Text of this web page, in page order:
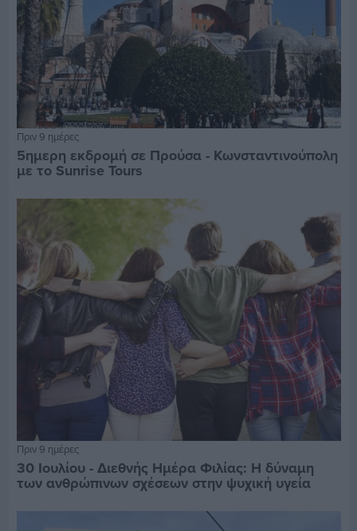
Πριν 9 ημέρες
5ημερη εκδρομή σε Προύσα - Κωνσταντινούπολη
με το Sunrise Tours
Πριν 9 ημέρες
30 Ιουλίου - Διεθνής Ημέρα Φιλίας: Η δύναμη
των ανθρώπινων σχέσεων στην ψυχική υγεία